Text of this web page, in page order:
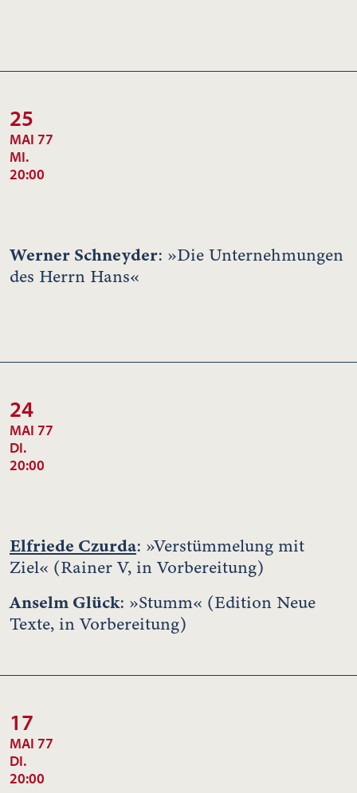
25
MAI 77
MI.
20:00
Werner Schneyder: »Die Unternehmungen
des Herrn Hans«
24
MAI 77
DI.
20:00
Elfriede Czurda: »Verstümmelung mit
Ziel« (Rainer V, in Vorbereitung)
Anselm Glück: »Stumm« (Edition Neue
Texte, in Vorbereitung)
17
MAI 77
DI.
20:00